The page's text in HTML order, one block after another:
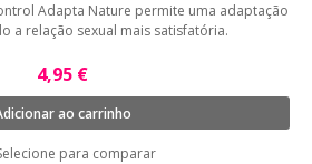
Adapta Nature permite uma adaptação
a relação sexual mais satisfatória.
4,95 €
ao carrinho
para comparar